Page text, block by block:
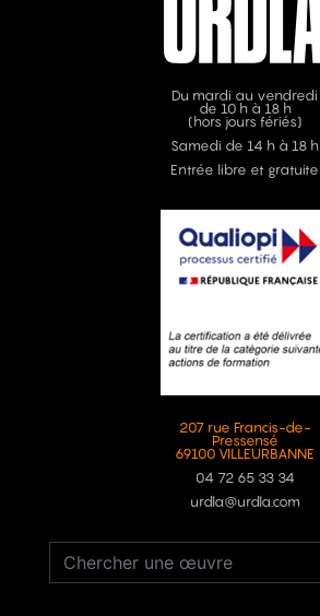
Du mardi au vendredi
de 10 h à 18 h
(hors jours fériés)
Samedi de 14 h à 18 h
Entrée libre et gratuite
207 rue Francis-de-
Pressensé
69100 VILLEURBANNE
04 72 65 33 34
urdla@urdla.com